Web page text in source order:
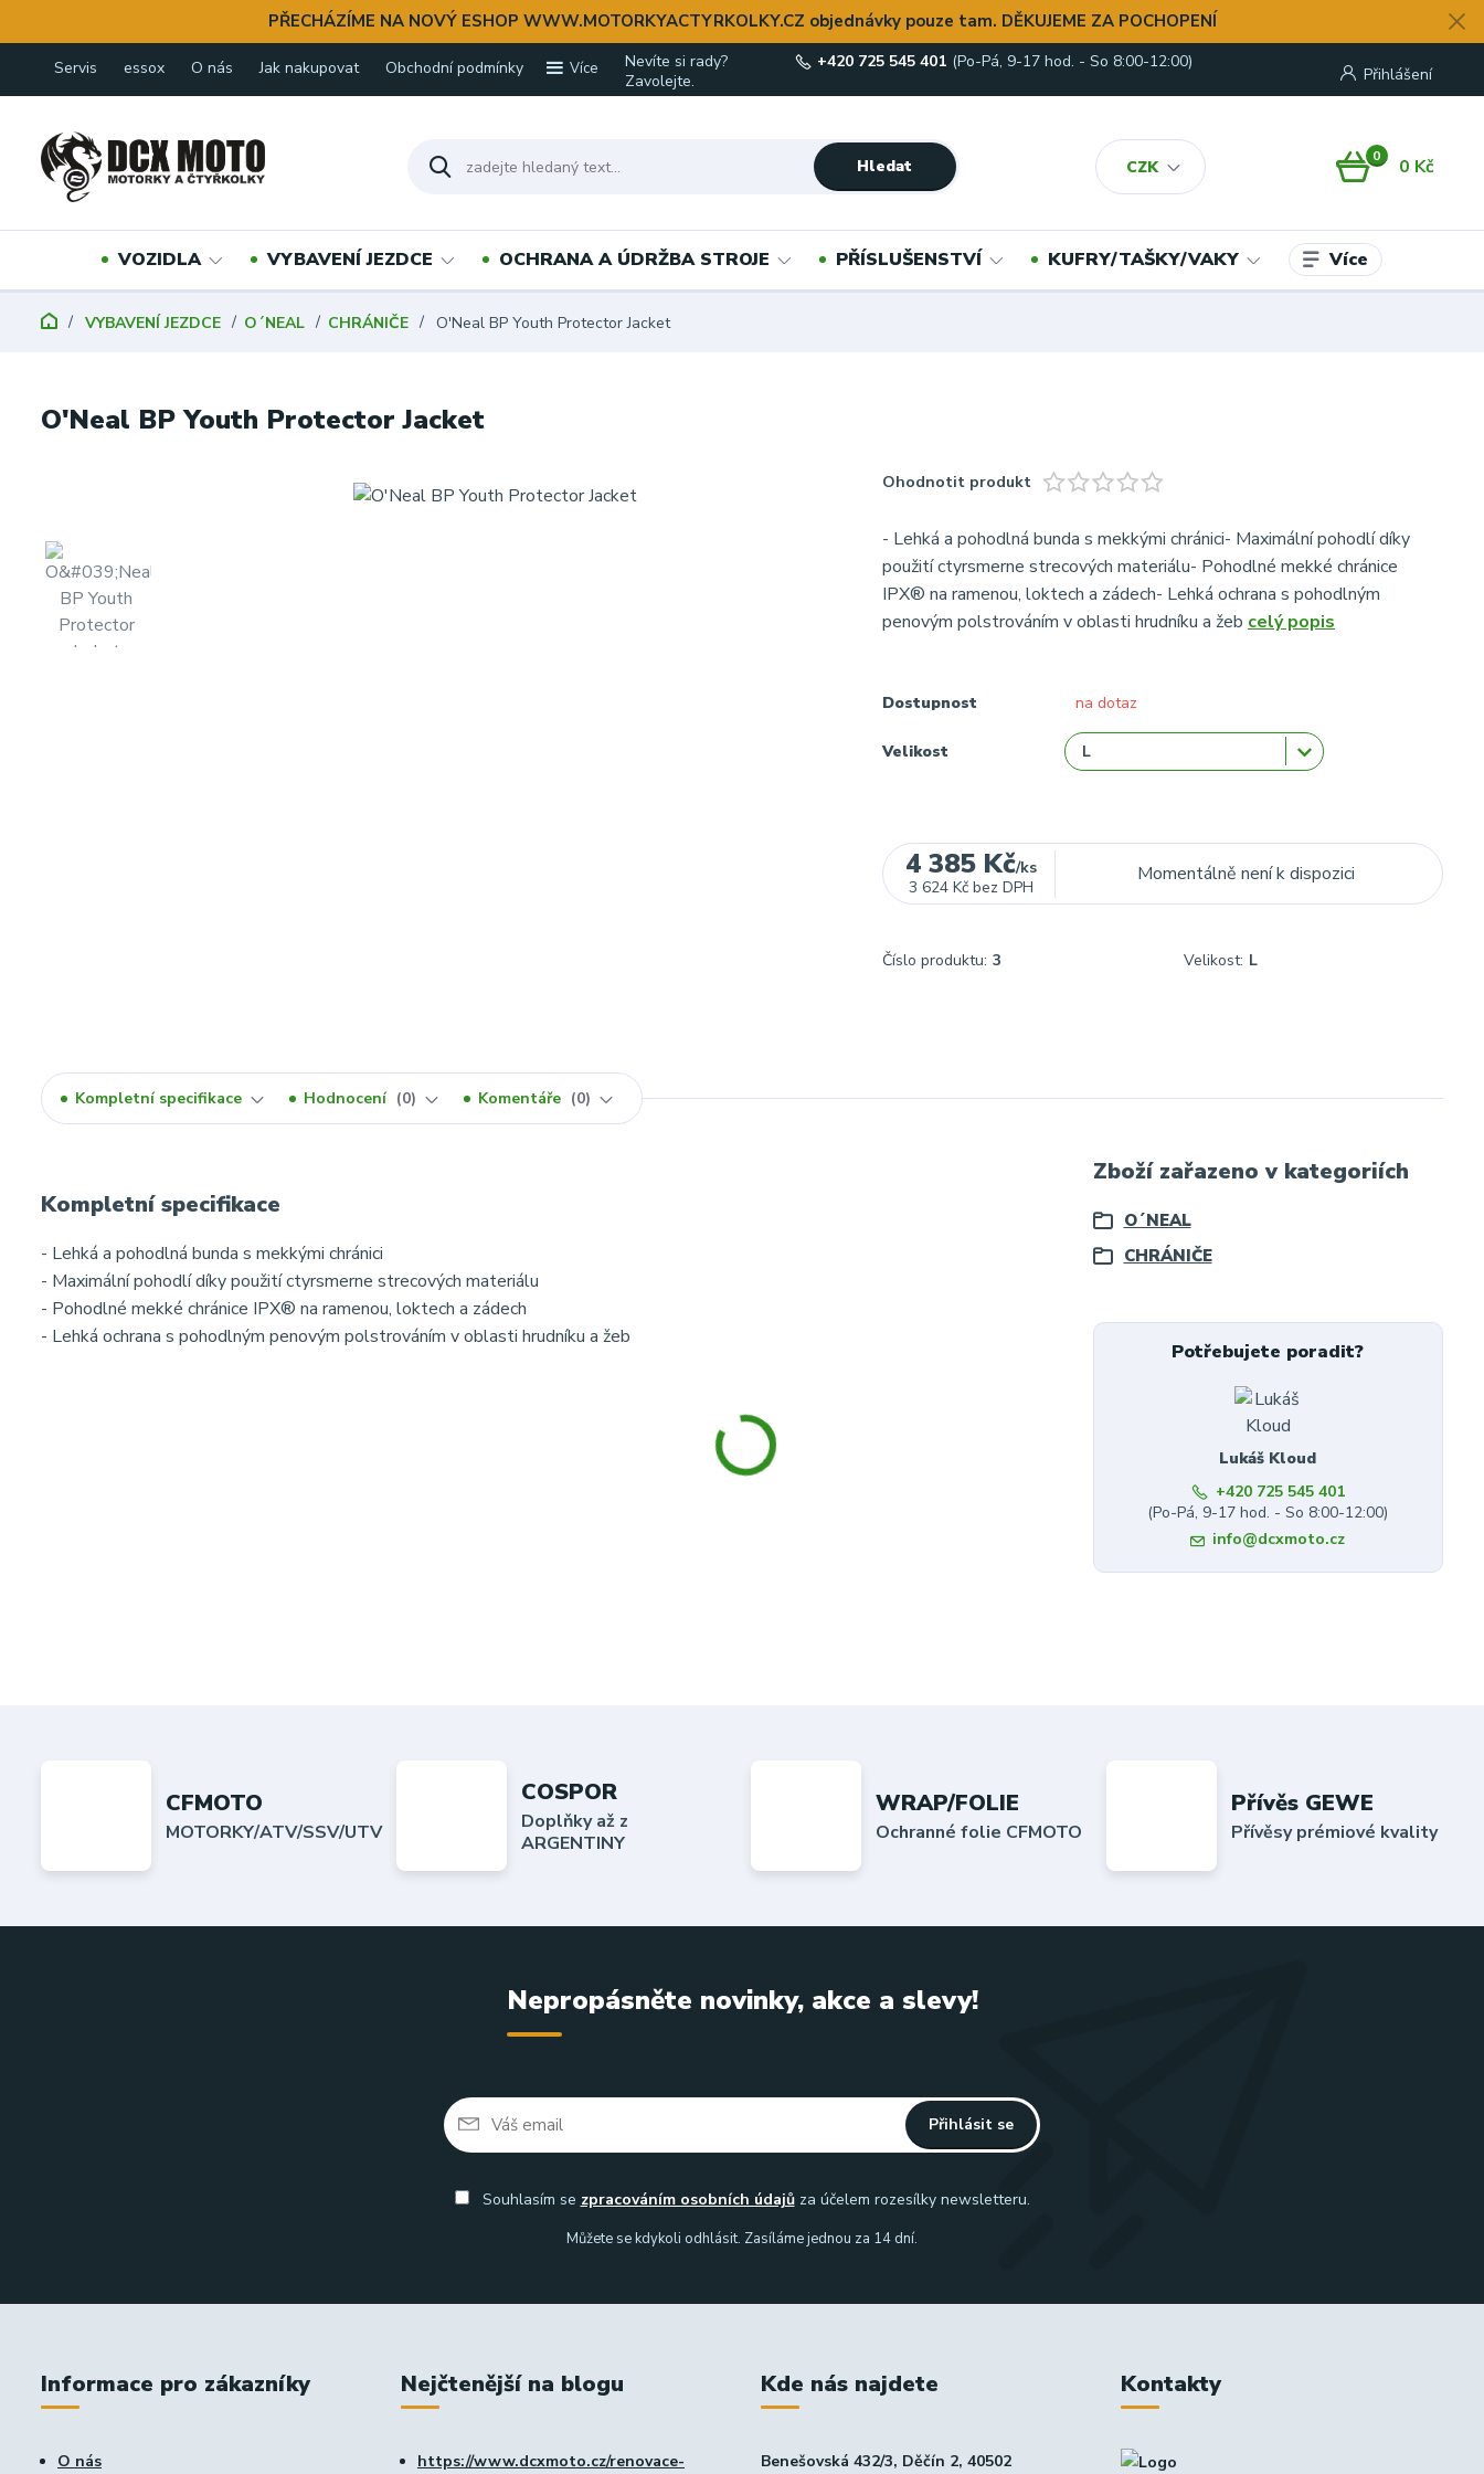
PŘECHÁZÍME NA NOVÝ ESHOP WWW.MOTORKYACTYRKOLKY.CZ objednávky pouze tam. DĚKUJEME ZA POCHOPENÍ
Servis essox O nás Jak nakupovat Obchodní podmínky Více
CZK
Přihlášení
Hledat
Nevíte si rady?
Zavolejte.
+420 725 545 401 (Po-Pá, 9-17 hod. - So 8:00-12:00)
0 0 Kč
VOZIDLA VYBAVENÍ JEZDCE OCHRANA A ÚDRŽBA STROJE PŘÍSLUŠENSTVÍ KUFRY/TAŠKY/VAKY Více
VYBAVENÍ JEZDCE O´NEAL CHRÁNIČE O'Neal BP Youth Protector Jacket
O'Neal BP Youth Protector Jacket
Ohodnotit produkt
- Lehká a pohodlná bunda s mekkými chránici- Maximální pohodlí díky
použití ctyrsmerne strecových materiálu- Pohodlné mekké chránice
IPX® na ramenou, loktech a zádech- Lehká ochrana s pohodlným
penovým polstrováním v oblasti hrudníku a žeb celý popis
Dostupnost na dotaz
Velikost
4 385 Kč/ks
3 624 Kč bez DPH
Momentálně není k dispozici
Číslo produktu: 3 Velikost: L
Kompletní specifikace Hodnocení 0 Komentáře 0
Kompletní specifikace
- Lehká a pohodlná bunda s mekkými chránici
- Maximální pohodlí díky použití ctyrsmerne strecových materiálu
- Pohodlné mekké chránice IPX® na ramenou, loktech a zádech
- Lehká ochrana s pohodlným penovým polstrováním v oblasti hrudníku a žeb
Zboží zařazeno v kategoriích
O´NEAL
CHRÁNIČE
Potřebujete poradit?
Lukáš Kloud
+420 725 545 401
(Po-Pá, 9-17 hod. - So 8:00-12:00)
info@dcxmoto.cz
CFMOTO
MOTORKY/ATV/SSV/UTV
COSPOR
Doplňky až z
ARGENTINY
WRAP/FOLIE
Ochranné folie CFMOTO
Přívěs GEWE
Přívěsy prémiové kvality
Nepropásněte novinky, akce a slevy!
Přihlásit se
Souhlasím se zpracováním osobních údajůza účelem rozesílky newsletteru.
Můžete se kdykoli odhlásit. Zasíláme jednou za 14 dní.
Informace pro zákazníky
O nás
Nejčtenější na blogu
https://www.dcxmoto.cz/renovace-
Kde nás najdete
Benešovská 432/3, Děčín 2, 40502
Kontakty